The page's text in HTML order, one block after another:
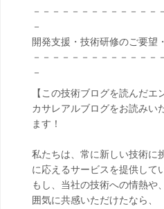
－－－－－－－－－－－－－
－
開発支援・技術研修のご要望
－－－－－－－－－－－－－
－
【この技術ブログを読んだエ
カサレアルブログをお読みい
ます！
私たちは、常に新しい技術に
に応えるサービスを提供して
もし、当社の技術への情熱や
囲気に共感いただけたなら、